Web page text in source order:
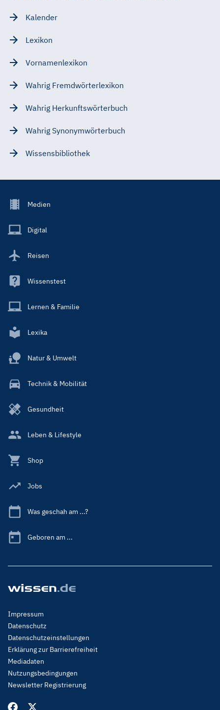
Kalender
Lexikon
Vornamenlexikon
Wahrig Fremdwörterlexikon
Wahrig Herkunftswörterbuch
Wahrig Synonymwörterbuch
Wissensbibliothek
Footer
Main
Medien
Digital
Reisen
Wissenstest
Lernen & Familie
Lexika
Natur & Umwelt
Technik & Mobilität
Gesundheit
Leben & Lifestyle
Shop
Jobs
Was geschah am ...?
Geboren am ...
Footer
Menu
Legal
Impressum
Datenschutz
Datenschutzeinstellungen
Erklärung zur Barrierefreiheit
Mediadaten
Nutzungsbedingungen
Newsletter Registrierung